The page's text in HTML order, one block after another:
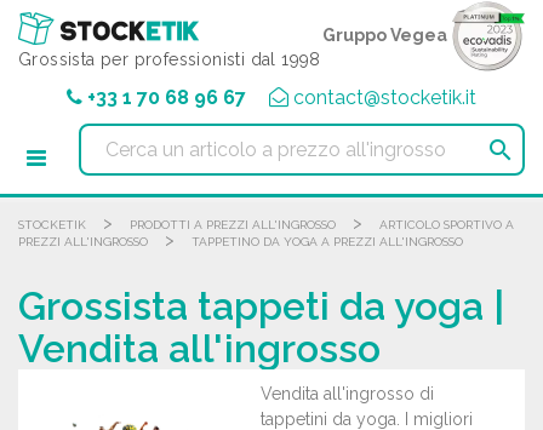
Grossista per professionisti dal 1998
Gruppo Vegea
+33 1 70 68 96 67 contact@stocketik.it

STOCKETIK > PRODOTTI A PREZZI ALL'INGROSSO >
ARTICOLO SPORTIVO A
PREZZI ALL'INGROSSO
> TAPPETINO DA YOGA A PREZZI ALL'INGROSSO
Grossista tappeti da yoga |
Vendita all'ingrosso
Vendita all'ingrosso di
tappetini da yoga. I migliori
Pannello di gestione dei cookies